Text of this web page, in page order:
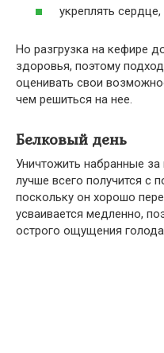
укреплять
Но разгрузка на кефире
здоровья, поэтому
оценивать свои
чем решиться на нее.
Белковый день
Уничтожить набранные
лучше всего получится с
поскольку он хорошо
усваивается медленно,
острого ощущения